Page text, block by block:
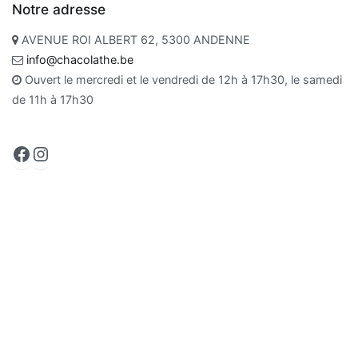
Notre adresse
AVENUE ROI ALBERT 62, 5300 ANDENNE
info@chacolathe.be
Ouvert le mercredi et le vendredi de 12h à 17h30, le samedi
de 11h à 17h30
Facebook